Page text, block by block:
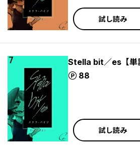
試し読み
Stella bit／es【単
88
ポイント
試し読み